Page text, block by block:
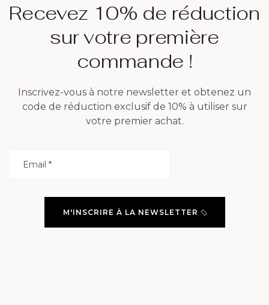
Recevez 10% de réduction
sur votre première
commande !
Inscrivez-vous à notre newsletter et obtenez un
code de réduction exclusif de 10% à utiliser sur
votre premier achat.
M'INSCRIRE À LA NEWSLETTER